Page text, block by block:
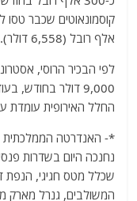
אלף רובל (6,558 דולר).
9,000 דולר
החלל האירופית עומדת על כ-7,000 עד 8,000
*- האנדרטה
נחנכה היום בשדרות
שכלל מטס חגיגי, הנפת
המשולבים, גנרל מארק